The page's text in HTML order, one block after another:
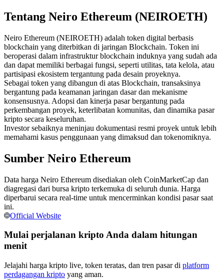
USDC Berjangka
Kontrak berjangka menggunakan USDC sebagai jaminannya
Bergabunglah dengan pedagang top
Tentang Neiro Ethereum (NEIROETH)
Neiro Ethereum (NEIROETH) adalah token digital berbasis
blockchain yang diterbitkan di jaringan Blockchain. Token ini
beroperasi dalam infrastruktur blockchain induknya yang sudah ada
dan dapat memiliki berbagai fungsi, seperti utilitas, tata kelola, atau
partisipasi ekosistem tergantung pada desain proyeknya.
Sebagai token yang dibangun di atas Blockchain, transaksinya
bergantung pada keamanan jaringan dasar dan mekanisme
konsensusnya. Adopsi dan kinerja pasar bergantung pada
perkembangan proyek, keterlibatan komunitas, dan dinamika pasar
kripto secara keseluruhan.
Investor sebaiknya meninjau dokumentasi resmi proyek untuk lebih
memahami kasus penggunaan yang dimaksud dan tokenomiknya.
Sumber Neiro Ethereum
Data harga Neiro Ethereum disediakan oleh CoinMarketCap dan
diagregasi dari bursa kripto terkemuka di seluruh dunia. Harga
diperbarui secara real-time untuk mencerminkan kondisi pasar saat
ini.
Official Website
Mulai perjalanan kripto Anda dalam hitungan
menit
Jelajahi harga kripto live, token teratas, dan tren pasar di platform
perdagangan kripto yang aman.